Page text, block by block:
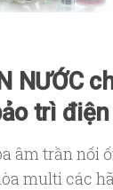
NƯỚC
trì
âm trần nối
multi các